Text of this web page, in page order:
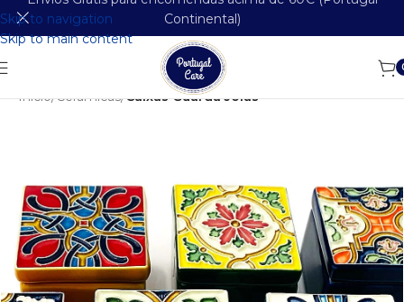
Skip to navigation
Skip to main content
Continental)
Início Cerâmicas Caixas Guarda Joias